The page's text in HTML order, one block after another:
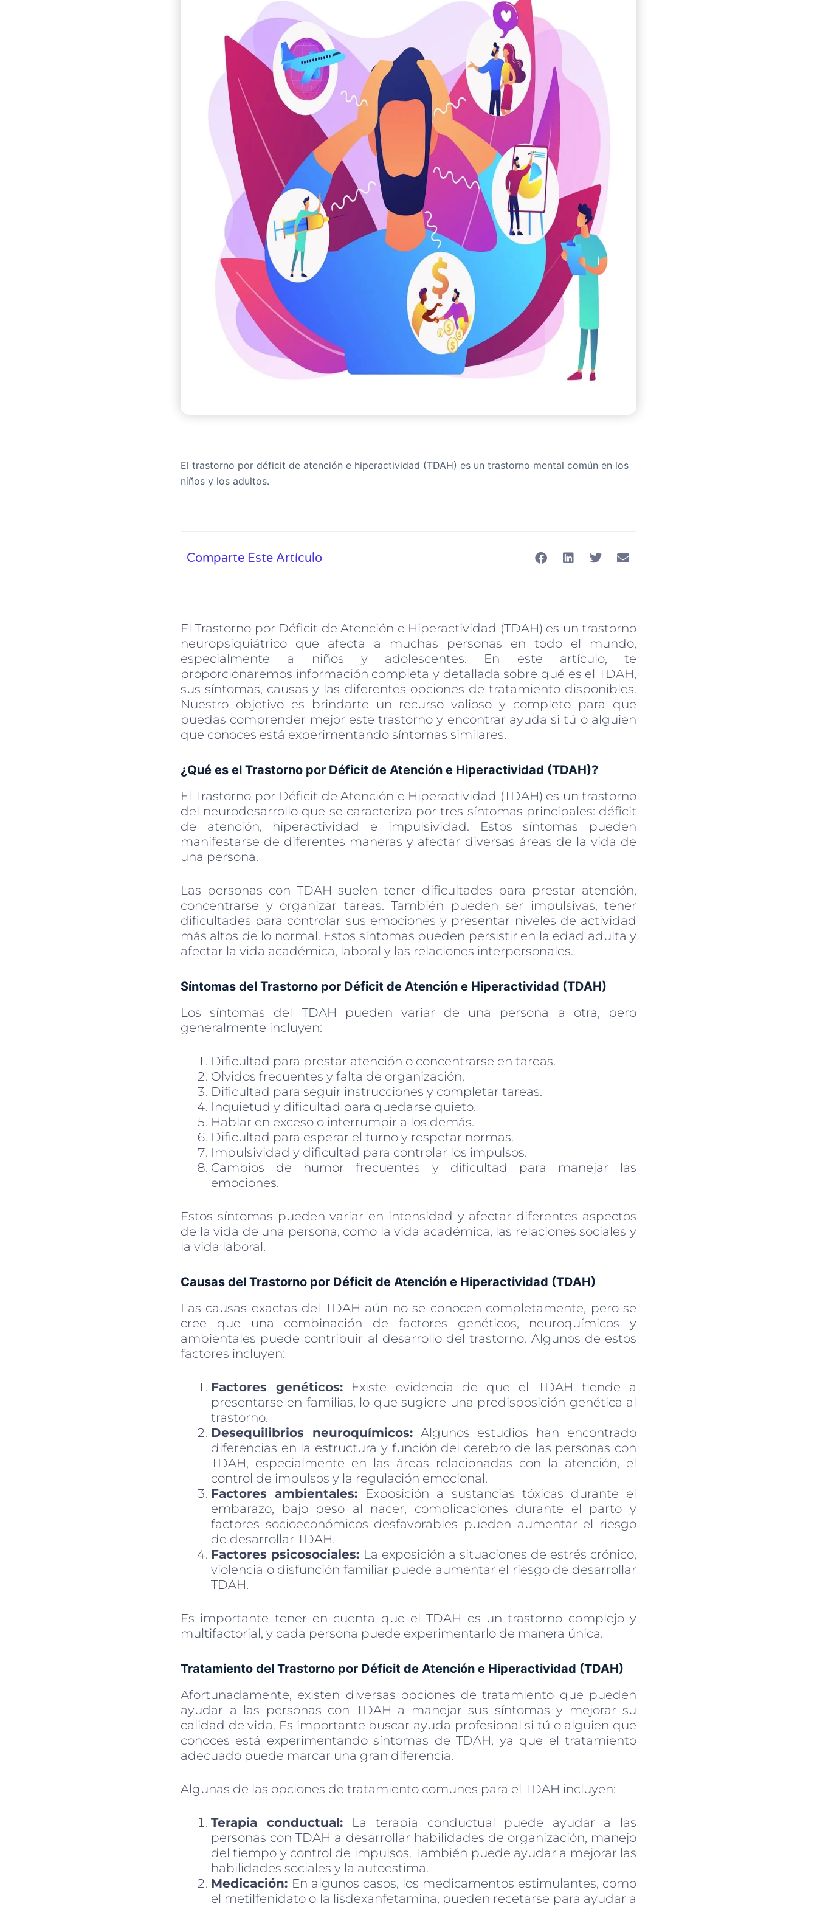
El trastorno por déficit de atención e hiperactividad (TDAH) es un trastorno mental común en los
niños y los adultos.
Comparte Este Artículo
El Trastorno por Déficit de Atención e Hiperactividad (TDAH) es un trastorno
neuropsiquiátrico que afecta a muchas personas en todo el mundo,
especialmente a niños y adolescentes. En este artículo, te
proporcionaremos información completa y detallada sobre qué es el TDAH,
sus síntomas, causas y las diferentes opciones de tratamiento disponibles.
Nuestro objetivo es brindarte un recurso valioso y completo para que
puedas comprender mejor este trastorno y encontrar ayuda si tú o alguien
que conoces está experimentando síntomas similares.
¿Qué es el Trastorno por Déficit de Atención e Hiperactividad (TDAH)?
El Trastorno por Déficit de Atención e Hiperactividad (TDAH) es un trastorno
del neurodesarrollo que se caracteriza por tres síntomas principales: déficit
de atención, hiperactividad e impulsividad. Estos síntomas pueden
manifestarse de diferentes maneras y afectar diversas áreas de la vida de
una persona.
Las personas con TDAH suelen tener dificultades para prestar atención,
concentrarse y organizar tareas. También pueden ser impulsivas, tener
dificultades para controlar sus emociones y presentar niveles de actividad
más altos de lo normal. Estos síntomas pueden persistir en la edad adulta y
afectar la vida académica, laboral y las relaciones interpersonales.
Síntomas del Trastorno por Déficit de Atención e Hiperactividad (TDAH)
Los síntomas del TDAH pueden variar de una persona a otra, pero
generalmente incluyen:
Dificultad para prestar atención o concentrarse en tareas.
Olvidos frecuentes y falta de organización.
Dificultad para seguir instrucciones y completar tareas.
Inquietud y dificultad para quedarse quieto.
Hablar en exceso o interrumpir a los demás.
Dificultad para esperar el turno y respetar normas.
Impulsividad y dificultad para controlar los impulsos.
Cambios de humor frecuentes y dificultad para manejar las
emociones.
Estos síntomas pueden variar en intensidad y afectar diferentes aspectos
de la vida de una persona, como la vida académica, las relaciones sociales y
la vida laboral.
Causas del Trastorno por Déficit de Atención e Hiperactividad (TDAH)
Las causas exactas del TDAH aún no se conocen completamente, pero se
cree que una combinación de factores genéticos, neuroquímicos y
ambientales puede contribuir al desarrollo del trastorno. Algunos de estos
factores incluyen:
Factores genéticos: Existe evidencia de que el TDAH tiende a
presentarse en familias, lo que sugiere una predisposición genética al
trastorno.
Desequilibrios neuroquímicos:Algunos estudios han encontrado
diferencias en la estructura y función del cerebro de las personas con
TDAH, especialmente en las áreas relacionadas con la atención, el
control de impulsos y la regulación emocional.
Factores ambientales: Exposición a sustancias tóxicas durante el
embarazo, bajo peso al nacer, complicaciones durante el parto y
factores socioeconómicos desfavorables pueden aumentar el riesgo
de desarrollar TDAH.
Factores psicosociales: La exposición a situaciones de estrés crónico,
violencia o disfunción familiar puede aumentar el riesgo de desarrollar
TDAH.
Es importante tener en cuenta que el TDAH es un trastorno complejo y
multifactorial, y cada persona puede experimentarlo de manera única.
Tratamiento del Trastorno por Déficit de Atención e Hiperactividad (TDAH)
Afortunadamente, existen diversas opciones de tratamiento que pueden
ayudar a las personas con TDAH a manejar sus síntomas y mejorar su
calidad de vida. Es importante buscar ayuda profesional si tú o alguien que
conoces está experimentando síntomas de TDAH, ya que el tratamiento
adecuado puede marcar una gran diferencia.
Algunas de las opciones de tratamiento comunes para el TDAH incluyen:
Terapia conductual: La terapia conductual puede ayudar a las
personas con TDAH a desarrollar habilidades de organización, manejo
del tiempo y control de impulsos. También puede ayudar a mejorar las
habilidades sociales y la autoestima.
Medicación: En algunos casos, los medicamentos estimulantes, como
el metilfenidato o la lisdexanfetamina, pueden recetarse para ayudar a